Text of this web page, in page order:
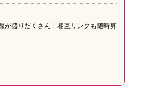
が盛りだくさん！相互リンクも随時募